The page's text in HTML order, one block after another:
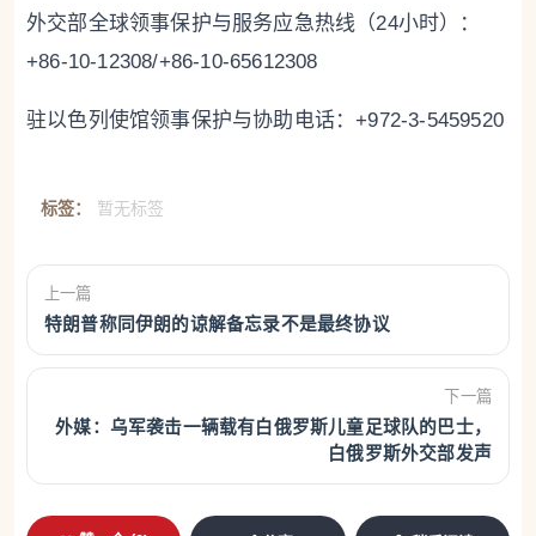
外交部全球领事保护与服务应急热线（24小时）：
+86-10-12308/+86-10-65612308
驻以色列使馆领事保护与协助电话：+972-3-5459520
标签： 暂无标签
上一篇
特朗普称同伊朗的谅解备忘录不是最终协议
下一篇
外媒：乌军袭击一辆载有白俄罗斯儿童足球队的巴士，
白俄罗斯外交部发声